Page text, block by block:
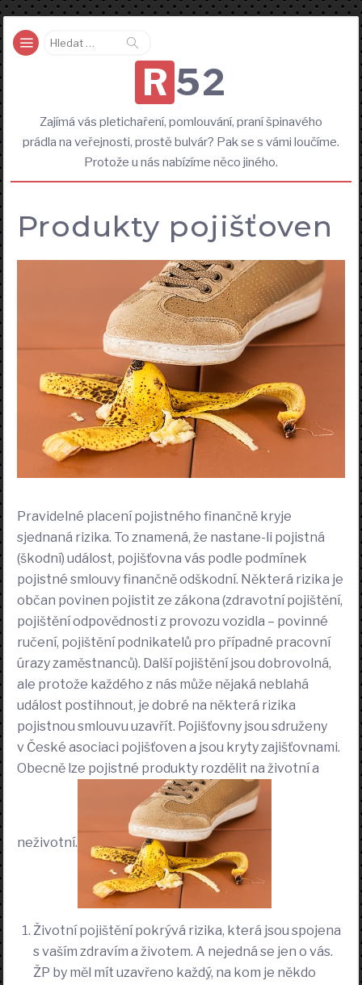
Vyhledávání
R52
Zajímá vás pletichaření, pomlouvání, praní špinavého
prádla na veřejnosti, prostě bulvár? Pak se s vámi loučíme.
Protože u nás nabízíme něco jiného.
Produkty pojišťoven
Pravidelné placení pojistného finančně kryje
sjednaná rizika. To znamená, že nastane-li pojistná
(škodní) událost, pojišťovna vás podle podmínek
pojistné smlouvy finančně odškodní. Některá rizika je
občan povinen pojistit ze zákona (zdravotní pojištění,
pojištění odpovědnosti z provozu vozidla – povinné
ručení, pojištění podnikatelů pro případné pracovní
úrazy zaměstnanců). Další pojištění jsou dobrovolná,
ale protože každého z nás může nějaká neblahá
událost postihnout, je dobré na některá rizika
pojistnou smlouvu uzavřít. Pojišťovny jsou sdruženy
v České asociaci pojišťoven a jsou kryty zajišťovnami.
Obecně lze pojistné produkty rozdělit na životní a
neživotní.
Životní pojištění pokrývá rizika, která jsou spojena
s vaším zdravím a životem. A nejedná se jen o vás.
ŽP by měl mít uzavřeno každý, na kom je někdo